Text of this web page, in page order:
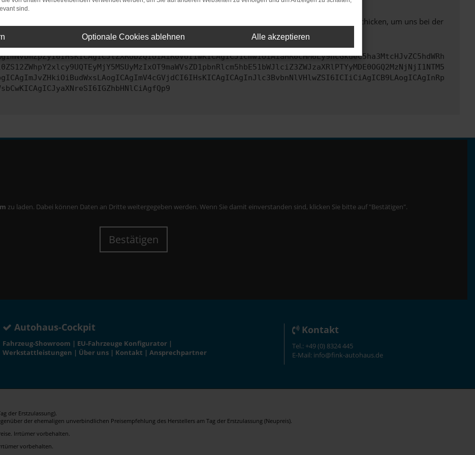
kontaktiere uns bitte. Wir werden versuchen, das Problem zu beheben. Du kannst uns diesen Text schicken, um uns bei der
zu laden. Dabei können Daten an Dritte weitergegeben werden. Wenn Sie damit einverstanden sind, klicken Sie bitte auf "Bestätigen".
Bestätigen
Autohaus-Cockpit
Fahrzeug-Showroom | EU-Fahrzeuge Konfigurator |
Werkstattleistungen | Über uns | Kontakt |Ansprechpartner
Kontakt
Tel.: +49 (0) 8324 445
E-Mail: info@fink-autohaus.de
der Erstzulassung).
der ehemaligen unverbindlichen Preisempfehlung des Herstellers am Tag der Erstzulassung (Neupreis).
Irrtümer vorbehalten.
vorbehalten.
sind.
Optionale Cookies ablehnen Alle akzeptieren